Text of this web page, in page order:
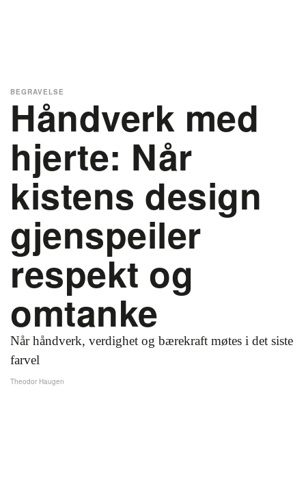
Håndverk med
hjerte: Når
kistens design
gjenspeiler
respekt og
omtanke
Når håndverk, verdighet og bærekraft møtes i det siste
farvel
BEGRAVELSE
Theodor Haugen